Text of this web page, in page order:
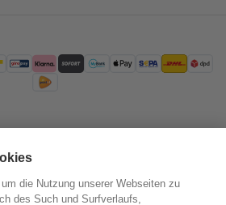
die Nutzung unserer Webseiten zu
des Such und Surfverlaufs,